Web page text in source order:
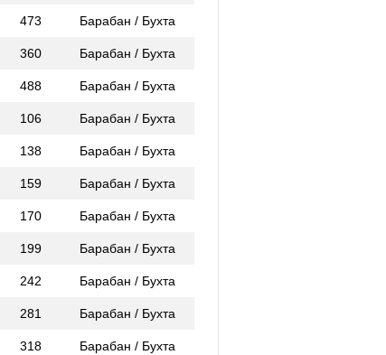
473 Барабан / Бухта
360 Барабан / Бухта
488 Барабан / Бухта
106 Барабан / Бухта
138 Барабан / Бухта
159 Барабан / Бухта
170 Барабан / Бухта
199 Барабан / Бухта
242 Барабан / Бухта
281 Барабан / Бухта
318 Барабан / Бухта